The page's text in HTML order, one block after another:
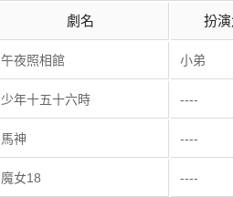
劇名 扮
午夜照相館 小弟
少年十五十六時 ----
馬神 ----
魔女18 ----